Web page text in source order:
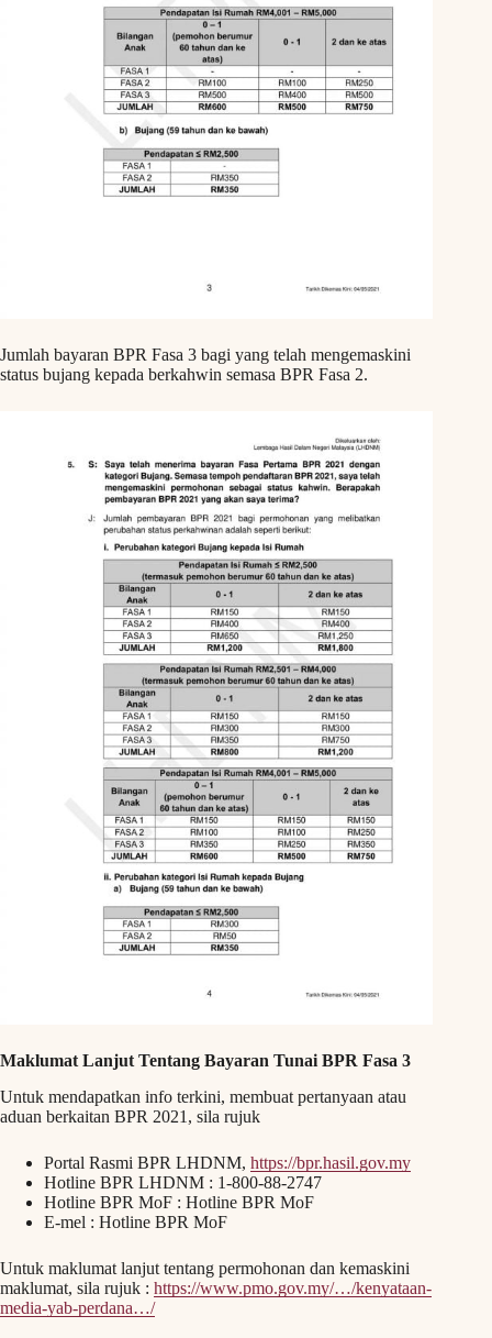
Jumlah bayaran BPR Fasa 3 bagi yang telah mengemaskini
status bujang kepada berkahwin semasa BPR Fasa 2.
Maklumat Lanjut Tentang Bayaran Tunai BPR Fasa 3
Untuk mendapatkan info terkini, membuat pertanyaan atau
aduan berkaitan BPR 2021, sila rujuk
Portal Rasmi BPR LHDNM, https://bpr.hasil.gov.my
Hotline BPR LHDNM : 1-800-88-2747
Hotline BPR MoF : Hotline BPR MoF
E-mel : Hotline BPR MoF
Untuk maklumat lanjut tentang permohonan dan kemaskini
maklumat, sila rujuk : https://www.pmo.gov.my/…/kenyataan-
media-yab-perdana…/